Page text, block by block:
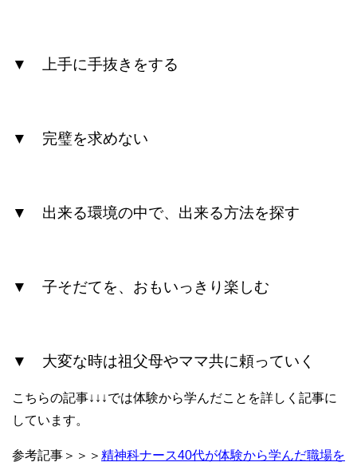
▼ 上手に手抜きをする
▼ 完璧を求めない
▼ 出来る環境の中で、出来る方法を探す
▼ 子そだてを、おもいっきり楽しむ
▼ 大変な時は祖父母やママ共に頼っていく
こちらの記事↓↓↓では体験から学んだことを詳しく記事に
しています。
参考記事＞＞＞ 精神科ナース40代が体験から学んだ職場を